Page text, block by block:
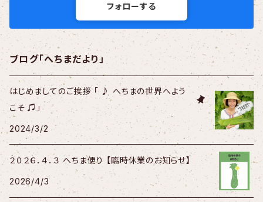
フォローする
ブログ「へちまだより」
はじめましてのご挨拶 「 ♪ へちまの世界へよう
こそ ♫」
2024/3/2
２０２６．４．３ へちま便り 【臨時休業のお知らせ】
2026/4/3